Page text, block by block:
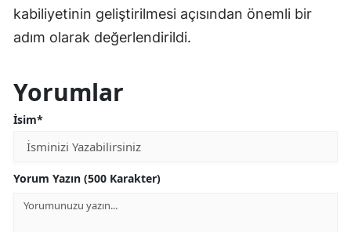
kabiliyetinin geliştirilmesi açısından önemli bir
adım olarak değerlendirildi.
Yorumlar
İsim*
Yorum Yazın (500 Karakter)